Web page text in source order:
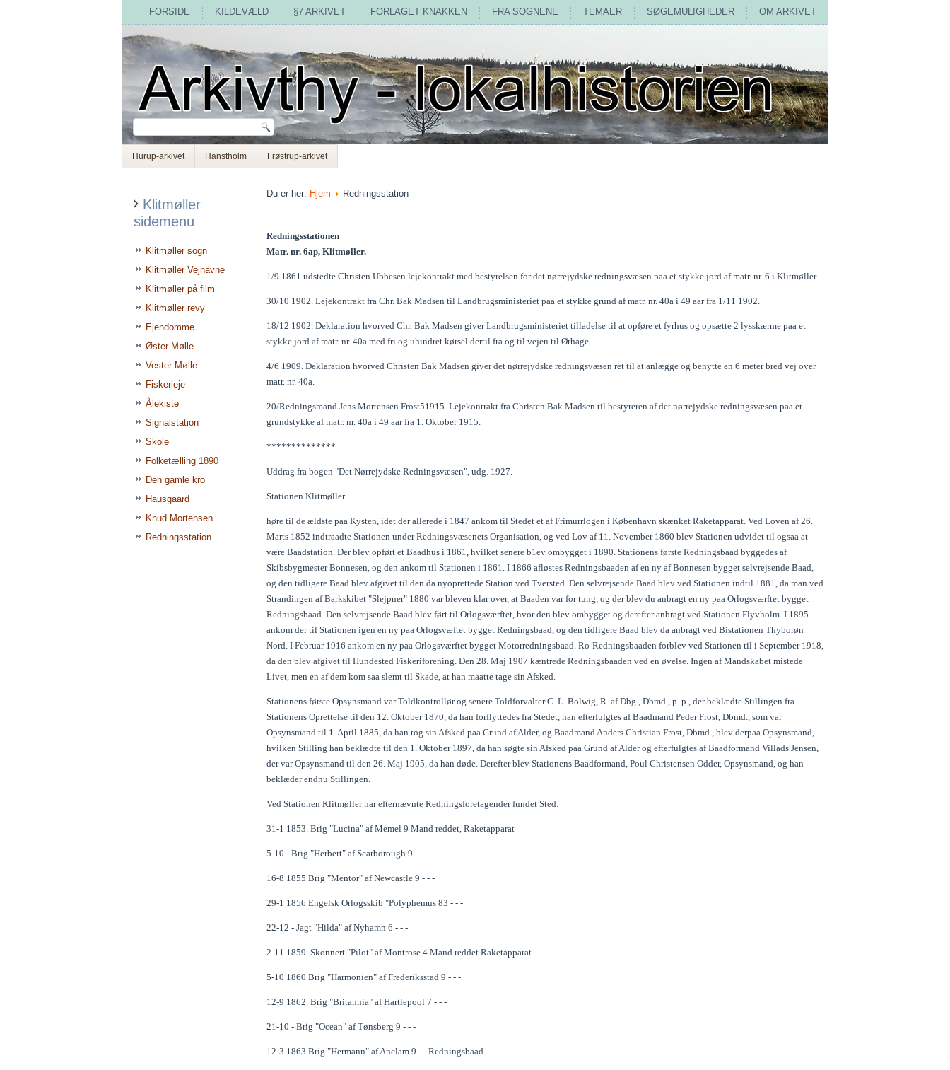
FORSIDE KILDEVÆLD §7 ARKIVET FORLAGET KNAKKEN FRA SOGNENE TEMAER SØGEMULIGHEDER OM ARKIVET
Hurup-arkivet Hanstholm Frøstrup-arkivet
Klitmøller
sidemenu
Klitmøller sogn
Klitmøller Vejnavne
Klitmøller på film
Klitmøller revy
Ejendomme
Øster Mølle
Vester Mølle
Fiskerleje
Ålekiste
Signalstation
Skole
Folketælling 1890
Den gamle kro
Hausgaard
Knud Mortensen
Redningsstation
Du er her: Hjem Redningsstation
Redningsstationen
Matr. nr. 6ap, Klitmøller.
1/9 1861 udstedte Christen Ubbesen lejekontrakt med bestyrelsen for det nørrejydske redningsvæsen paa et stykke jord af matr. nr. 6 i Klitmøller.
30/10 1902. Lejekontrakt fra Chr. Bak Madsen til Landbrugsministeriet paa et stykke grund af matr. nr. 40a i 49 aar fra 1/11 1902.
18/12 1902. Deklaration hvorved Chr. Bak Madsen giver Landbrugsministeriet tilladelse til at opføre et fyrhus og opsætte 2 lysskærme paa et
stykke jord af matr. nr. 40a med fri og uhindret kørsel dertil fra og til vejen til Ørhage.
4/6 1909. Deklaration hvorved Christen Bak Madsen giver det nørrejydske redningsvæsen ret til at anlægge og benytte en 6 meter bred vej over
matr. nr. 40a.
20/Redningsmand Jens Mortensen Frost51915. Lejekontrakt fra Christen Bak Madsen til bestyreren af det nørrejydske redningsvæsen paa et
grundstykke af matr. nr. 40a i 49 aar fra 1. Oktober 1915.
**************
Uddrag fra bogen "Det Nørrejydske Redningsvæsen", udg. 1927.
Stationen Klitmøller
høre til de ældste paa Kysten, idet der allerede i 1847 ankom til Stedet et af Frimurrlogen i København skænket Raketapparat. Ved Loven af 26.
Marts 1852 indtraadte Stationen under Redningsvæsenets Organisation, og ved Lov af 11. November 1860 blev Stationen udvidet til ogsaa at
være Baadstation. Der blev opført et Baadhus i 1861, hvilket senere b1ev ombygget i 1890. Stationens første Redningsbaad byggedes af
Skibsbygmester Bonnesen, og den ankom til Stationen i 1861. I 1866 afløstes Redningsbaaden af en ny af Bonnesen bygget selvrejsende Baad,
og den tidligere Baad blev afgivet til den da nyoprettede Station ved Tversted. Den selvrejsende Baad blev ved Stationen indtil 1881, da man ved
Strandingen af Barkskibet "Slejpner" 1880 var bleven klar over, at Baaden var for tung, og der blev du anbragt en ny paa Orlogsværftet bygget
Redningsbaad. Den selvrejsende Baad blev ført til Orlogsværftet, hvor den blev ombygget og derefter anbragt ved Stationen Flyvholm. I 1895
ankom der til Stationen igen en ny paa Orlogsvæftet bygget Redningsbaad, og den tidligere Baad blev da anbragt ved Bistationen Thyborøn
Nord. I Februar 1916 ankom en ny paa Orlogsværftet bygget Motorredningsbaad. Ro-Redningsbaaden forblev ved Stationen til i September 1918,
da den blev afgivet til Hundested Fiskeriforening. Den 28. Maj 1907 kæntrede Redningsbaaden ved en øvelse. Ingen af Mandskabet mistede
Livet, men en af dem kom saa slemt til Skade, at han maatte tage sin Afsked.
Stationens første Opsynsmand var Toldkontrollør og senere Toldforvalter C. L. Bolwig, R. af Dbg., Dbmd., p. p., der beklædte Stillingen fra
Stationens Oprettelse til den 12. Oktober 1870, da han forflyttedes fra Stedet, han efterfulgtes af Baadmand Peder Frost, Dbmd., som var
Opsynsmand til 1. April 1885, da han tog sin Afsked paa Grund af Alder, og Baadmand Anders Christian Frost, Dbmd., blev derpaa Opsynsmand,
hvilken Stilling han beklædte til den 1. Oktober 1897, da han søgte sin Afsked paa Grund af Alder og efterfulgtes af Baadformand Villads Jensen,
der var Opsynsmand til den 26. Maj 1905, da han døde. Derefter blev Stationens Baadformand, Poul Christensen Odder, Opsynsmand, og han
beklæder endnu Stillingen.
Ved Stationen Klitmøller har efternævnte Redningsforetagender fundet Sted:
31-1 1853. Brig "Lucina" af Memel 9 Mand reddet, Raketapparat
5-10 - Brig "Herbert" af Scarborough 9 - - -
16-8 1855 Brig "Mentor" af Newcastle 9 - - -
29-1 1856 Engelsk Orlogsskib "Polyphemus 83 - - -
22-12 - Jagt "Hilda" af Nyhamn 6 - - -
2-11 1859. Skonnert "Pilot" af Montrose 4 Mand reddet Raketapparat
5-10 1860 Brig "Harmonien" af Frederiksstad 9 - - -
12-9 1862. Brig "Britannia" af Hartlepool 7 - - -
21-10 - Brig "Ocean" af Tønsberg 9 - - -
12-3 1863 Brig "Hermann" af Anclam 9 - - Redningsbaad